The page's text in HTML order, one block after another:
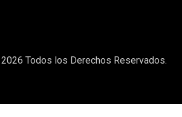
2026 Todos los Derechos Reservados.